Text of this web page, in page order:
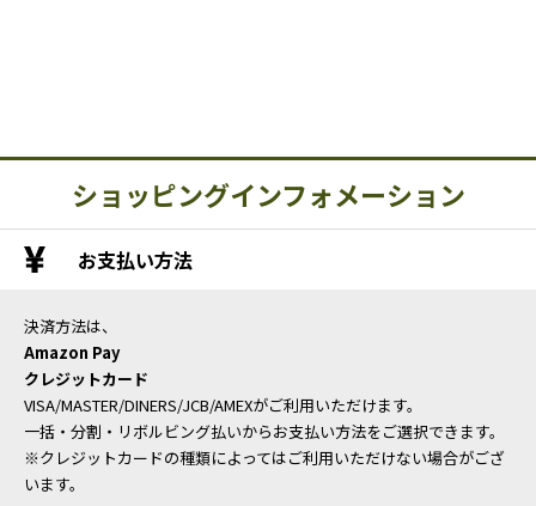
ショッピングインフォメーション
お支払い方法
決済方法は、
Amazon Pay
クレジットカード
VISA/MASTER/DINERS/JCB/AMEXがご利用いただけます。
一括・分割・リボルビング払いからお支払い方法をご選択できます。
※クレジットカードの種類によってはご利用いただけない場合がござ
います。